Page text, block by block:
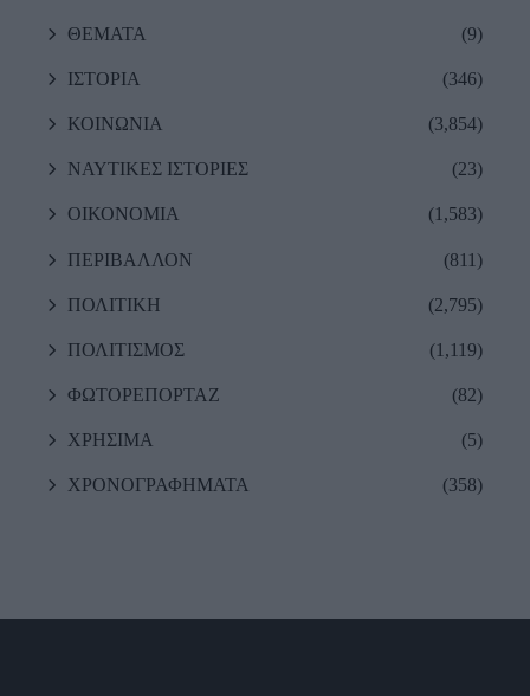
ΘΕΜΑΤΑ (9)
ΙΣΤΟΡΙΑ (346)
ΚΟΙΝΩΝΙΑ (3,854)
ΝΑΥΤΙΚΕΣ ΙΣΤΟΡΙΕΣ (23)
ΟΙΚΟΝΟΜΙΑ (1,583)
ΠΕΡΙΒΑΛΛΟΝ (811)
ΠΟΛΙΤΙΚΗ (2,795)
ΠΟΛΙΤΙΣΜΟΣ (1,119)
ΦΩΤΟΡΕΠΟΡΤΑΖ (82)
ΧΡΗΣΙΜΑ (5)
ΧΡΟΝΟΓΡΑΦΗΜΑΤΑ (358)